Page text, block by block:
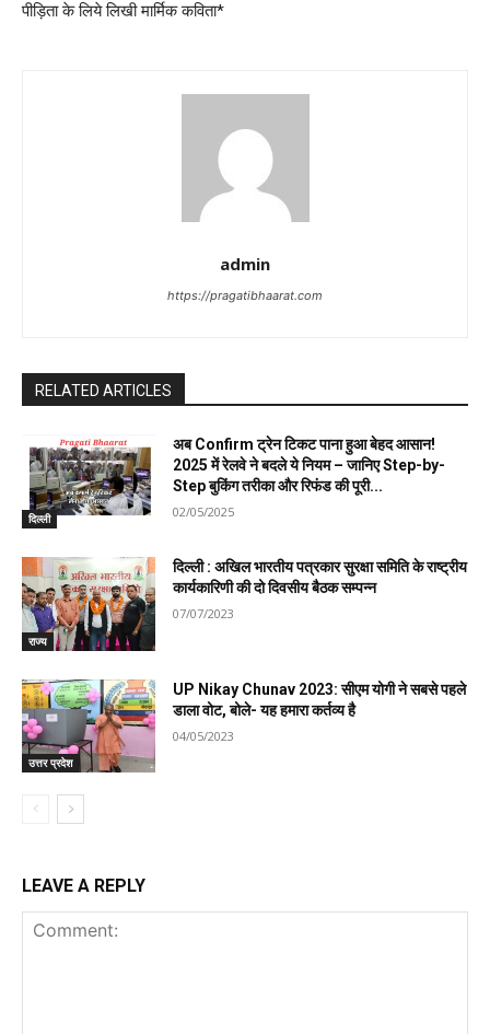
पीड़िता के लिये लिखी मार्मिक कविता*
admin
https://pragatibhaarat.com
RELATED ARTICLES
दिल्ली
अब Confirm ट्रेन टिकट पाना हुआ बेहद आसान!
2025 में रेलवे ने बदले ये नियम – जानिए Step-by-
Step बुकिंग तरीका और रिफंड की पूरी...
02/05/2025
राज्य
दिल्ली : अखिल भारतीय पत्रकार सुरक्षा समिति के राष्ट्रीय
कार्यकारिणी की दो दिवसीय बैठक सम्पन्न
07/07/2023
उत्तर प्रदेश
UP Nikay Chunav 2023: सीएम योगी ने सबसे पहले
डाला वोट, बोले- यह हमारा कर्तव्य है
04/05/2023
LEAVE A REPLY